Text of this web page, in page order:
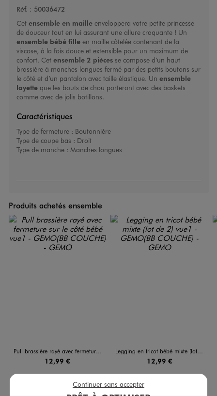
Réf. : 50036472
Cet ensemble en mailleenveloppera votre petite princesse
de douceur tout en lui assurant une allure craquante ! Un
ensemble bébé filleen maille côtelée contenant de la
viscose, à la fois douce et extensible pour un maximum de
confort. Cet ensemble 2 piècesse compose d’un haut
brassière à manches longues fermé par des petits boutons sur
le côté et d’un pantalon avec taille élastique. Un ensemble
layetteque les bouts de chou porteront avec des baskets
comme avec de jolis botillons.
Caractéristiques
Type de fermeture : Boutonnière
Type de coupe bas : Droit
Type de manche : Manches longues
Produits achetés ensemble
Pull brassière rayé avec fermeture sur le côté bébé
12,99 €
Legging en tricot bébé mixte (lot de 2)
12,99 €
Continuer sans accepter